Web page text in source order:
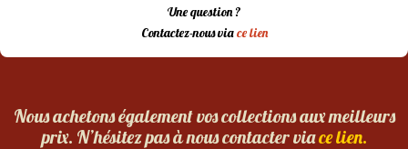
Une question ?
Contactez-nous viace lien
Nous achetons également vos collections aux meilleurs
prix. N’hésitez pas à nous contacter viace lien.